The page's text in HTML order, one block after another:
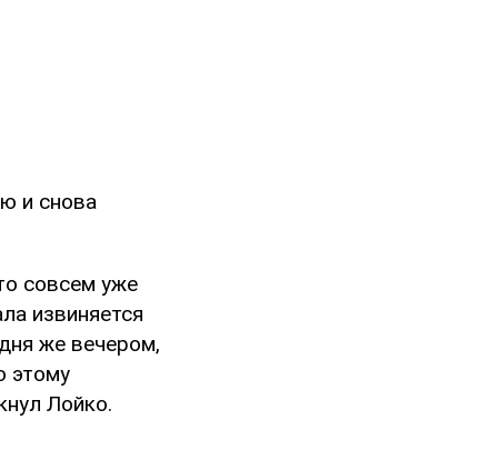
и снова
совсем уже
извиняется
же вечером,
этому
Лойко.